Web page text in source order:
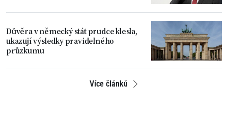
Důvěra v německý stát prudce klesla,
ukazují výsledky pravidelného
průzkumu
Více článků